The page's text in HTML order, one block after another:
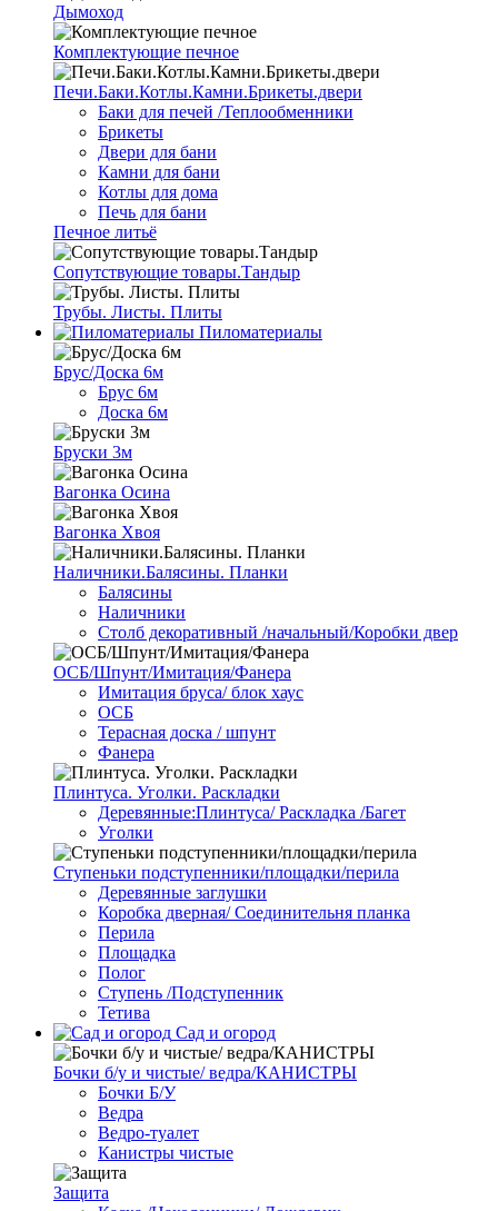
Дымоход
Комплектующие печное
Печи.Баки.Котлы.Камни.Брикеты.двери
Баки для печей /Теплообменники
Брикеты
Двери для бани
Камни для бани
Котлы для дома
Печь для бани
Печное литьё
Сопутствующие товары.Тандыр
Трубы. Листы. Плиты
Пиломатериалы
Брус/Доска 6м
Брус 6м
Доска 6м
Бруски 3м
Вагонка Осина
Вагонка Хвоя
Наличники.Балясины. Планки
Балясины
Наличники
Столб декоративный /начальный/Коробки двер
ОСБ/Шпунт/Имитация/Фанера
Имитация бруса/ блок хаус
ОСБ
Терасная доска / шпунт
Фанера
Плинтуса. Уголки. Раскладки
Деревянные:Плинтуса/ Раскладка /Багет
Уголки
Ступеньки подступенники/площадки/перила
Деревянные заглушки
Коробка дверная/ Соединительня планка
Перила
Площадка
Полог
Ступень /Подступенник
Тетива
Сад и огород
Бочки б/у и чистые/ ведра/КАНИСТРЫ
Бочки Б/У
Ведра
Ведро-туалет
Канистры чистые
Защита